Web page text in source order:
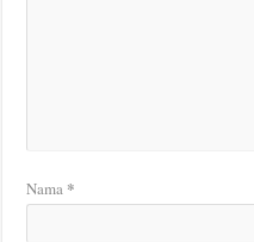
Nama *